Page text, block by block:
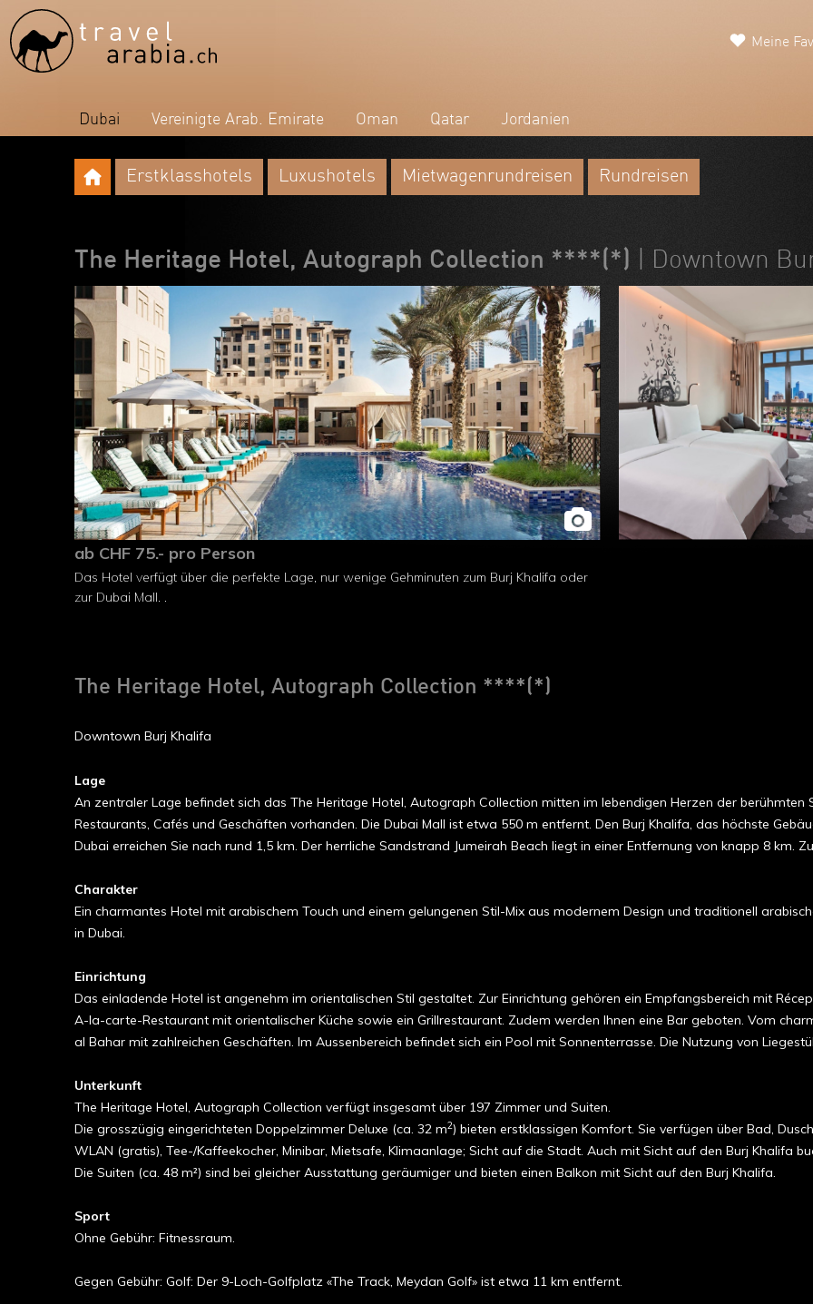
Dubai Vereinigte Arab. Emirate Oman Qatar Jordanien
Meine
Erstklasshotels Luxushotels Mietwagenrundreisen Rundreisen
The Heritage Hotel, Autograph Collection ****(*) | Downtown
ab CHF 75.- pro Person
Das Hotel verfügt über die perfekte Lage, nur wenige Gehminuten zum Burj Khalifa oder
zur Dubai Mall. .
The Heritage Hotel, Autograph Collection ****(*)
Downtown Burj Khalifa
Lage
An zentraler Lage befindet sich das The Heritage Hotel, Autograph Collection mitten im lebendigen Herzen der berühmten
Restaurants, Cafés und Geschäften vorhanden. Die Dubai Mall ist etwa 550 m entfernt. Den Burj Khalifa, das höchste
Dubai erreichen Sie nach rund 1,5 km. Der herrliche Sandstrand Jumeirah Beach liegt in einer Entfernung von knapp 8 km.
Charakter
Ein charmantes Hotel mit arabischem Touch und einem gelungenen Stil-Mix aus modernem Design und traditionell
in Dubai.
Einrichtung
Das einladende Hotel ist angenehm im orientalischen Stil gestaltet. Zur Einrichtung gehören ein Empfangsbereich mit
A-la-carte-Restaurant mit orientalischer Küche sowie ein Grillrestaurant. Zudem werden Ihnen eine Bar geboten. Vom
al Bahar mit zahlreichen Geschäften. Im Aussenbereich befindet sich ein Pool mit Sonnenterrasse. Die Nutzung von
Unterkunft
The Heritage Hotel, Autograph Collection verfügt insgesamt über 197 Zimmer und Suiten.
Die grosszügig eingerichteten Doppelzimmer Deluxe (ca. 32 m2) bieten erstklassigen Komfort. Sie verfügen über Bad,
WLAN (gratis), Tee-/Kaffeekocher, Minibar, Mietsafe, Klimaanlage; Sicht auf die Stadt. Auch mit Sicht auf den Burj Khalifa
Die Suiten (ca. 48 m²) sind bei gleicher Ausstattung geräumiger und bieten einen Balkon mit Sicht auf den Burj Khalifa.
Sport
Ohne Gebühr: Fitnessraum.
Gegen Gebühr: Golf: Der 9-Loch-Golfplatz «The Track, Meydan Golf» ist etwa 11 km entfernt.